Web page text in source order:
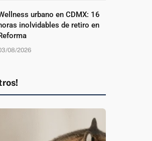
urbano en CDMX: 16
inolvidables de retiro en
08/2026